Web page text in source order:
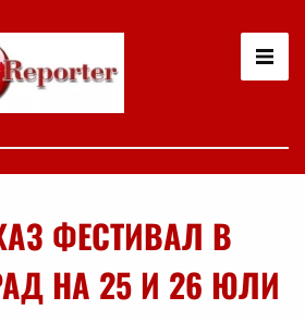
ФЕСТИВАЛ В
НА 25 И 26 ЮЛИ